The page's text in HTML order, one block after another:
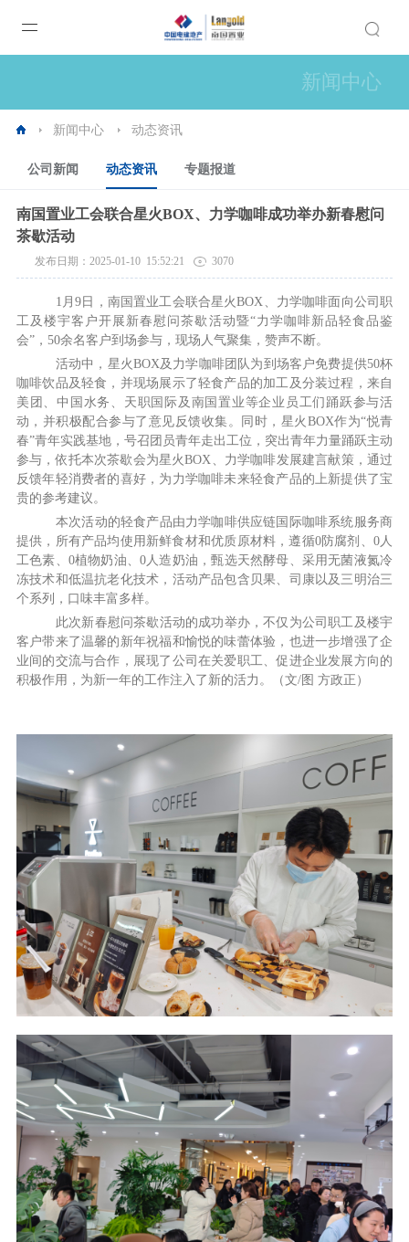
新闻中心
新闻中心 动态资讯
公司新闻 动态资讯 专题报道
南国置业工会联合星火BOX、力学咖啡成功举办新春慰问
茶歇活动
发布日期：2025-01-10 15:52:21 3070
1月9日，南国置业工会联合星火BOX、力学咖啡面向公司职
工及楼宇客户开展新春慰问茶歇活动暨“力学咖啡新品轻食品鉴
会”，50余名客户到场参与，现场人气聚集，赞声不断。
活动中，星火BOX及力学咖啡团队为到场客户免费提供50杯
咖啡饮品及轻食，并现场展示了轻食产品的加工及分装过程，来自
美团、中国水务、天职国际及南国置业等企业员工们踊跃参与活
动，并积极配合参与了意见反馈收集。同时，星火BOX作为“悦青
春”青年实践基地，号召团员青年走出工位，突出青年力量踊跃主动
参与，依托本次茶歇会为星火BOX、力学咖啡发展建言献策，通过
反馈年轻消费者的喜好，为力学咖啡未来轻食产品的上新提供了宝
贵的参考建议。
本次活动的轻食产品由力学咖啡供应链国际咖啡系统服务商
提供，所有产品均使用新鲜食材和优质原材料，遵循0防腐剂、0人
工色素、0植物奶油、0人造奶油，甄选天然酵母、采用无菌液氮冷
冻技术和低温抗老化技术，活动产品包含贝果、司康以及三明治三
个系列，口味丰富多样。
此次新春慰问茶歇活动的成功举办，不仅为公司职工及楼宇
客户带来了温馨的新年祝福和愉悦的味蕾体验，也进一步增强了企
业间的交流与合作，展现了公司在关爱职工、促进企业发展方向的
积极作用，为新一年的工作注入了新的活力。（文/图 方政正）